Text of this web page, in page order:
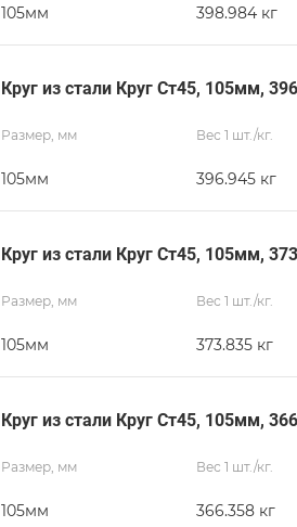
105мм 398.984 кг
Круг из стали Круг Ст45, 105мм,
Размер, мм
105мм
Вес 1 шт./кг.
396.945 кг
Круг из стали Круг Ст45, 105мм,
Размер, мм
105мм
Вес 1 шт./кг.
373.835 кг
Круг из стали Круг Ст45, 105мм,
Размер, мм
105мм
Вес 1 шт./кг.
366.358 кг